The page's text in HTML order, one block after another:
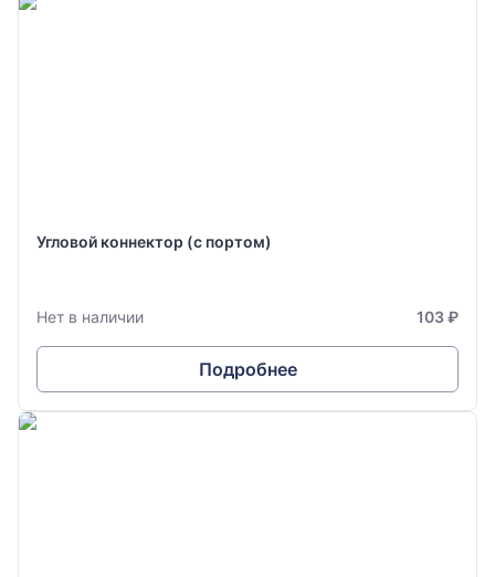
Угловой коннектор (с портом)
Нет в наличии 103 ₽
Подробнее